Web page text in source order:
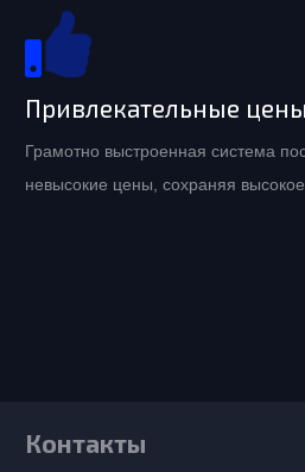
Привлекательные цены
Грамотно выстроенная система
невысокие цены, сохраняя высокое
Контакты